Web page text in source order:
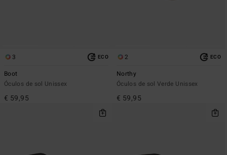
3 ECO
Boot
Óculos de sol Unissex
€ 59,95
2 ECO
Northy
Óculos de sol Verde Unissex
€ 59,95